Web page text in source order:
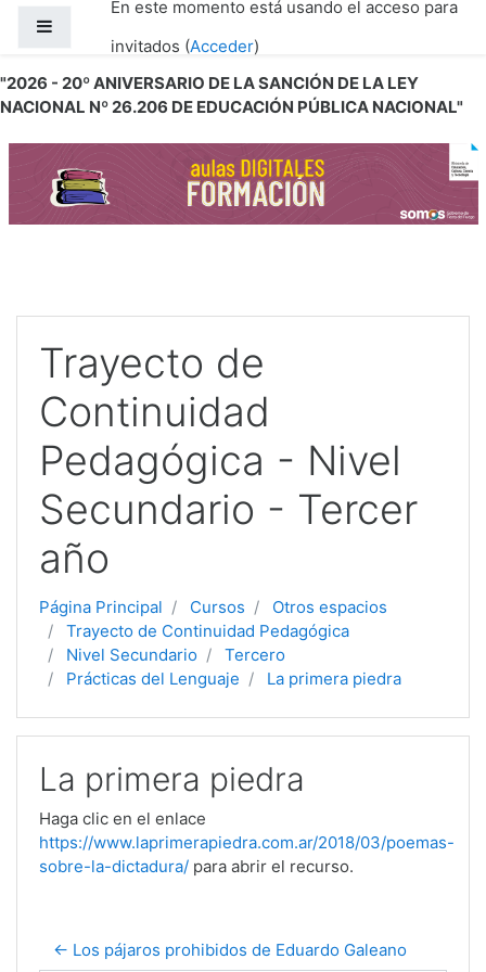
Salta al contenido principal
"2026 - 20º ANIVERSARIO DE LA SANCIÓN DE LA LEY
NACIONAL Nº 26.206 DE EDUCACIÓN PÚBLICA NACIONAL"
En este momento está usando el acceso para
invitados (Acceder)
Trayecto de
Continuidad
Pedagógica - Nivel
Secundario - Tercer
año
Página Principal Cursos
Otros espacios
Trayecto de Continuidad Pedagógica
Nivel Secundario
Tercero
Prácticas del Lenguaje
La primera piedra
La primera piedra
Haga clic en el enlace
https://www.laprimerapiedra.com.ar/2018/03/poemas-
sobre-la-dictadura/ para abrir el recurso.
← Los pájaros prohibidos de Eduardo Galeano